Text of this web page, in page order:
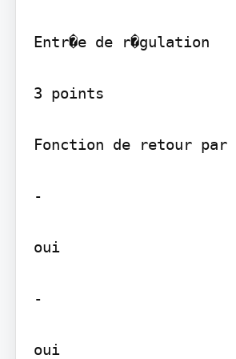
Entr�e de r�gulation
3 points
Fonction de retour par
-
oui
-
oui